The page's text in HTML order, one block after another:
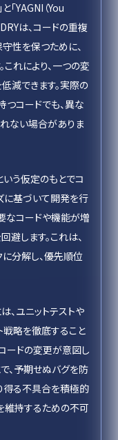
「YAGNI（You
は、コードの重複
性を保つために、
れにより、一つの変
減できます。実際の
つコードでも、異な
ない場合がありま
いう仮定のもとでコ
に基づいて開発を行
なコードや機能が増
避します。これは、
分解し、優先順位
、ユニットテストや
戦略を徹底すること
ードの変更が意図し
、予期せぬバグを防
得る不具合を積極的
維持するための不可